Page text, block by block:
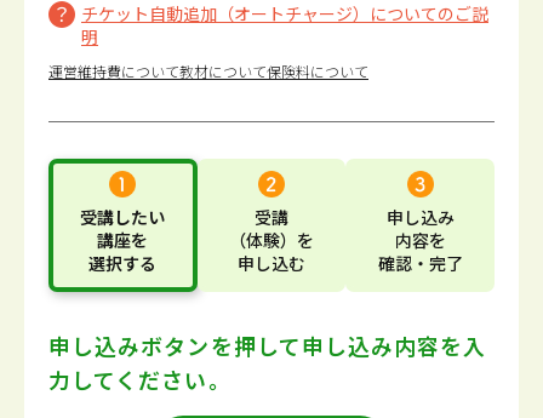
チケット自動追加（オートチャージ）についてのご説
明
運営維持費について教材について保険料について
受講したい
講座を
選択する
受講
（体験） を
申し込む
申し込み
内容を
確認・完了
申し込みボタンを押して申し込み内容を入
力してください。